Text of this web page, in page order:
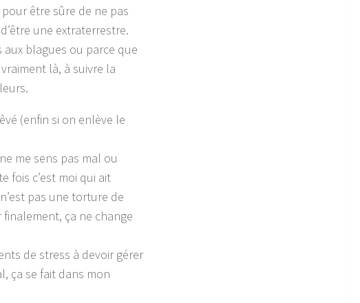
être sûre de ne pas
une extraterrestre.
aux blagues ou parce que
là, à suivre la
(enfin si on enlève le
me sens pas mal ou
fois c’est moi qui ait
pas une torture de
ça ne change
de stress à devoir gérer
ça se fait dans mon